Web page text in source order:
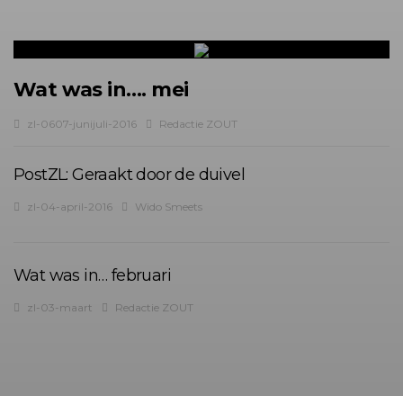
Wat was in…. mei
zl-0607-junijuli-2016 Redactie ZOUT
PostZL: Geraakt door de duivel
zl-04-april-2016 Wido Smeets
Wat was in… februari
zl-03-maart Redactie ZOUT